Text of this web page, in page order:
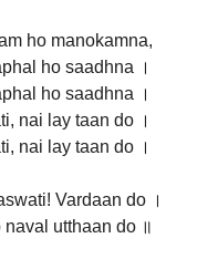
ho manokamna,
ho saadhna ।
ho saadhna ।
nai lay taan do ।
nai lay taan do ।
Vardaan do ।
naval utthaan do ॥